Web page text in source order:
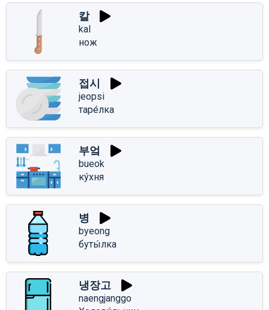
칼
kal
нож
접시
jeopsi
таре́лка
부엌
bueok
ку́хня
병
byeong
буты́лка
냉장고
naengjanggo